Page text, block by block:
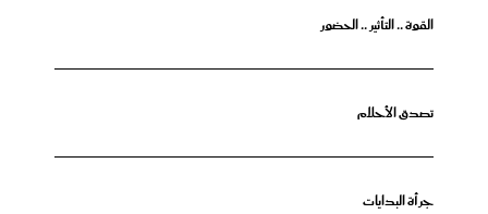
القوة .. التأثير .. الحضور
تصدق الأحلام
جرأة البدايات